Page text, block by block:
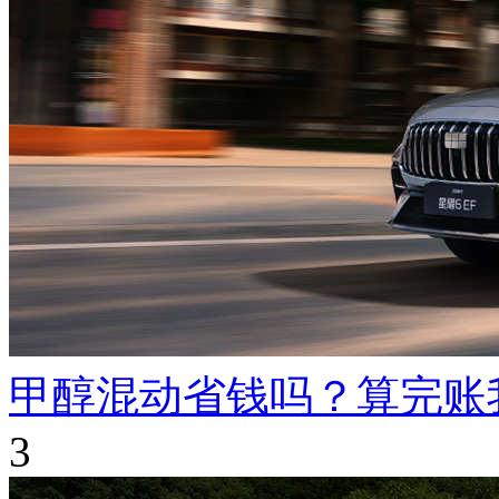
甲醇混动省钱吗？算完账
3